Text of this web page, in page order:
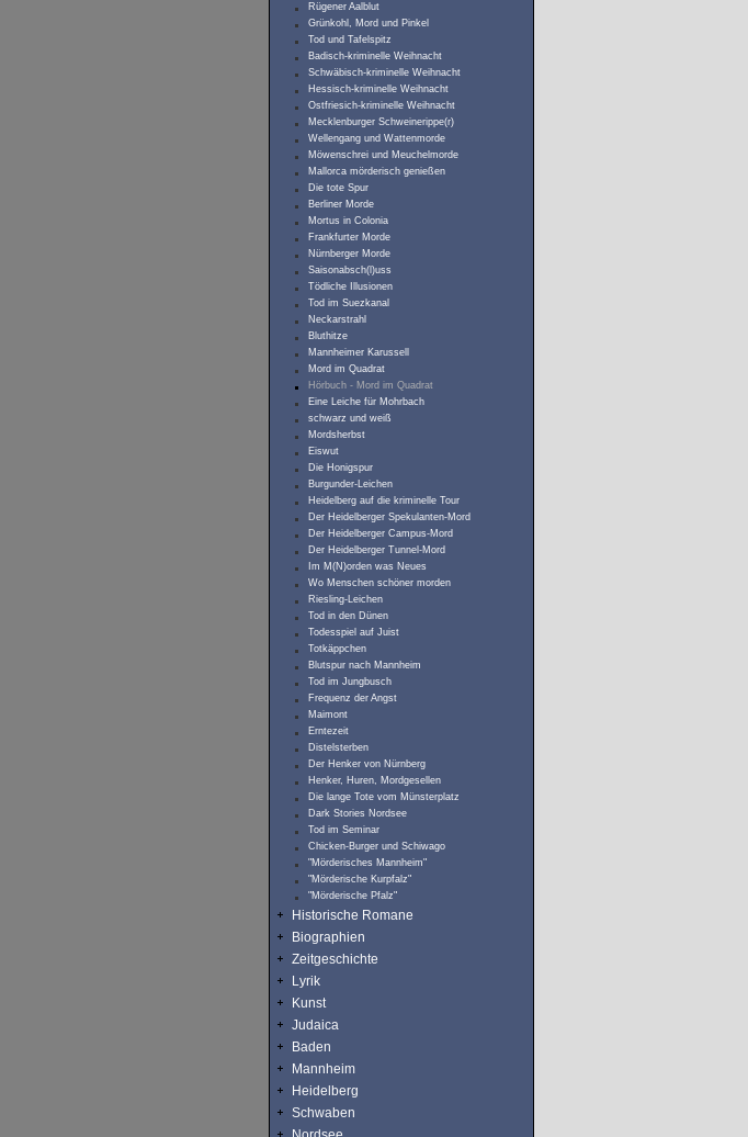
Rügener Aalblut
Grünkohl, Mord und Pinkel
Tod und Tafelspitz
Badisch-kriminelle Weihnacht
Schwäbisch-kriminelle Weihnacht
Hessisch-kriminelle Weihnacht
Ostfriesich-kriminelle Weihnacht
Mecklenburger Schweinerippe(r)
Wellengang und Wattenmorde
Möwenschrei und Meuchelmorde
Mallorca mörderisch genießen
Die tote Spur
Berliner Morde
Mortus in Colonia
Frankfurter Morde
Nürnberger Morde
Saisonabsch(l)uss
Tödliche Illusionen
Tod im Suezkanal
Neckarstrahl
Bluthitze
Mannheimer Karussell
Mord im Quadrat
Hörbuch - Mord im Quadrat
Eine Leiche für Mohrbach
schwarz und weiß
Mordsherbst
Eiswut
Die Honigspur
Burgunder-Leichen
Heidelberg auf die kriminelle Tour
Der Heidelberger Spekulanten-Mord
Der Heidelberger Campus-Mord
Der Heidelberger Tunnel-Mord
Im M(N)orden was Neues
Wo Menschen schöner morden
Riesling-Leichen
Tod in den Dünen
Todesspiel auf Juist
Totkäppchen
Blutspur nach Mannheim
Tod im Jungbusch
Frequenz der Angst
Maimont
Erntezeit
Distelsterben
Der Henker von Nürnberg
Henker, Huren, Mordgesellen
Die lange Tote vom Münsterplatz
Dark Stories Nordsee
Tod im Seminar
Chicken-Burger und Schiwago
"Mörderisches Mannheim"
"Mörderische Kurpfalz"
"Mörderische Pfalz"
Historische Romane
Biographien
Zeitgeschichte
Lyrik
Kunst
Judaica
Baden
Mannheim
Heidelberg
Schwaben